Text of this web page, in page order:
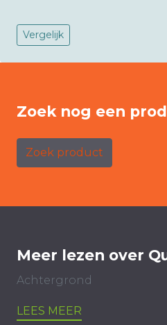
Vergelijk
Zoek nog een
Zoek product
Meer lezen over
Achtergrond
LEES MEER